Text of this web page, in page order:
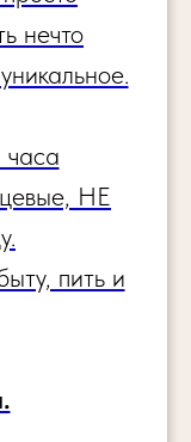
нечто
часа
НЕ
пить и